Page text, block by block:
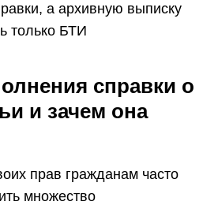
а архивную выписку
только БТИ
справки о
и зачем она
прав гражданам часто
множество